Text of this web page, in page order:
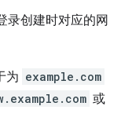
录创建时对应的网
为 example.com
或